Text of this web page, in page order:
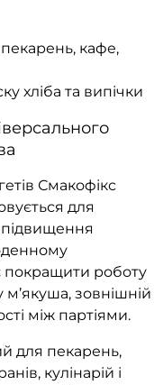
кафе,
хліба та випічки
Смакофікс
для
підвищення
покращити роботу
м’якуша, зовнішній
між партіями.
для пекарень,
кулінарій і